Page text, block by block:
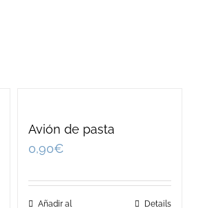
Avión de pasta
0,90€
Añadir al
Details